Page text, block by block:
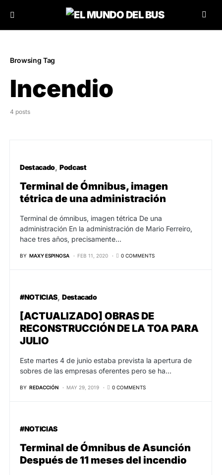
Browsing Tag
Incendio
4 posts
Destacado Podcast
Terminal de Ómnibus, imagen
tétrica de una administración
Terminal de ómnibus, imagen tétrica De una
administración En la administración de Mario Ferreiro,
hace tres años, precisamente…
BY MAXY ESPINOSA FEB 11, 2020 0 COMMENTS
#NOTICIAS Destacado
[ACTUALIZADO] OBRAS DE
RECONSTRUCCIÓN DE LA TOA PARA
JULIO
Este martes 4 de junio estaba prevista la apertura de
sobres de las empresas oferentes pero se ha…
BY REDACCIÓN MAY 29, 2019 0 COMMENTS
#NOTICIAS
Terminal de Ómnibus de Asunción
Después de 11 meses del incendio